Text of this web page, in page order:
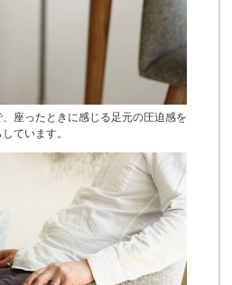
座ったときに感じる足元の圧迫感を
ています。